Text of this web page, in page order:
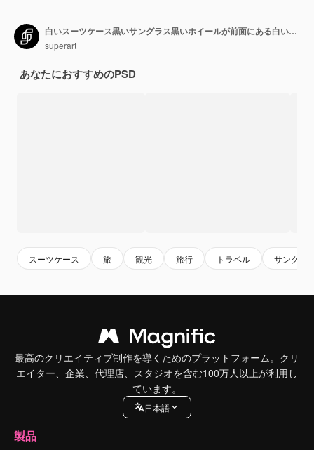
白いスーツケース黒いサングラス黒いホイールが前面にある白い帽子を備えた白い壁に展示された素晴らしい豪華な荷物と旅行セット
superart
あなたにおすすめのPSD
スーツケース 旅 観光 旅行 トラベル サングラ
最高のクリエイティブ制作を導くためのプラットフォーム。クリ
エイター、企業、代理店、スタジオを含む100万人以上が利用し
ています。
日本語
製品